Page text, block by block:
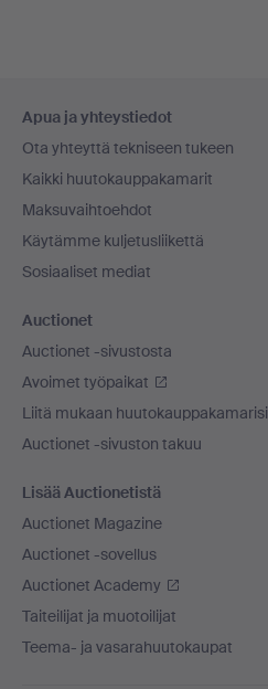
Apua ja yhteystiedot
Ota yhteyttä tekniseen tukeen
Kaikki huutokauppakamarit
Maksuvaihtoehdot
Käytämme kuljetusliikettä
Sosiaaliset mediat
Auctionet
Auctionet -sivustosta
Avoimet työpaikat
Liitä mukaan huutokauppakamarisi
Auctionet -sivuston takuu
Lisää Auctionetistä
Auctionet Magazine
Auctionet -sovellus
Auctionet Academy
Taiteilijat ja muotoilijat
Teema- ja vasarahuutokaupat